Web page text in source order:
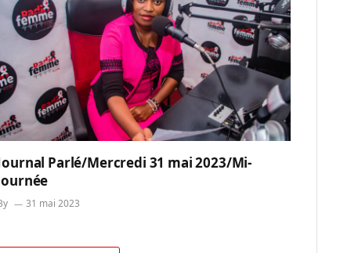
Parlé/Mercredi 31 mai 2023/Mi-
31 mai 2023